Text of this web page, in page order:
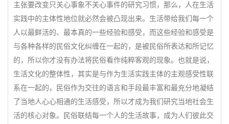
主张要改变只关心事象不关心事件的研究习惯，那么，人在生活
实践中的主体性地位就必然会被凸现出来。生活带给我们每一个
人以最鲜活的、最本真的一些经验和感受，而这些经验和感受是
与各种各样的民俗文化纠缠在一起的，是被民俗所表达和所记忆
的，所以你才没有办法将民俗看作纯粹客观的现象。也就是说，
生活文化的整体性，其实是与作为生活实践主体的主观感受性联
系在一起的，民俗作为交往的语言和手段最丰富和最充分地凝结
了当地人心心相通的生活感受，所以才成为我们研究当地社会生
活的核心对象。民俗联结每一个人的生活故事，成为人们彼此交